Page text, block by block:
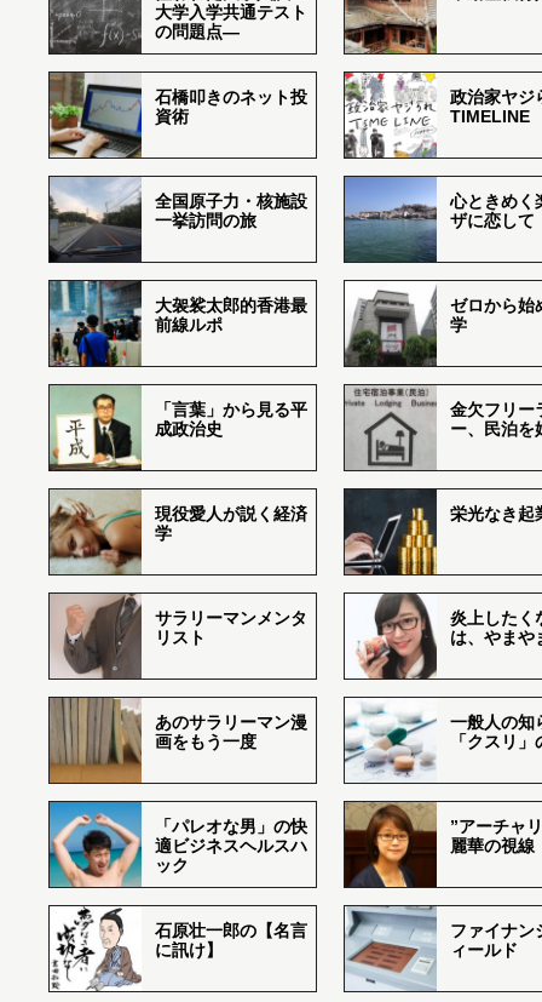
大学入学共通テスト
の問題点―
石橋叩きのネット投
資術
政治家ヤジ
TIMELINE
全国原子力・核施設
一挙訪問の旅
心ときめく
ザに恋して
大袈裟太郎的香港最
前線ルポ
ゼロから始
学
「言葉」から見る平
成政治史
金欠フリー
ー、民泊を
現役愛人が説く経済
学
栄光なき起
サラリーマンメンタ
リスト
炎上したく
は、やまや
あのサラリーマン漫
画をもう一度
一般人の知
「クスリ
「パレオな男」の快
適ビジネスヘルスハ
ック
”アーチャ
麗華の視線
石原壮一郎の【名言
に訊け】
ファイナン
ィールド